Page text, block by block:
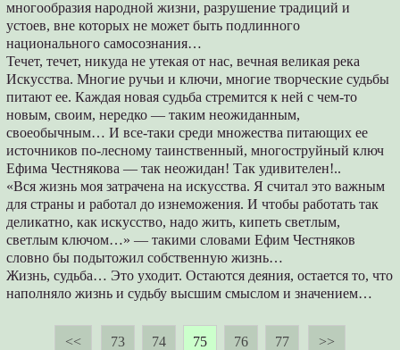
многообразия народной жизни, разрушение традиций и
устоев, вне которых не может быть подлинного
национального самосознания…
Течет, течет, никуда не утекая от нас, вечная великая река
Искусства. Многие ручьи и ключи, многие творческие судьбы
питают ее. Каждая новая судьба стремится к ней с чем-то
новым, своим, нередко — таким неожиданным,
своеобычным… И все-таки среди множества питающих ее
источников по-лесному таинственный, многоструйный ключ
Ефима Честнякова — так неожидан! Так удивителен!..
«Вся жизнь моя затрачена на искусства. Я считал это важным
для страны и работал до изнеможения. И чтобы работать так
деликатно, как искусство, надо жить, кипеть светлым,
светлым ключом…» — такими словами Ефим Честняков
словно бы подытожил собственную жизнь…
Жизнь, судьба… Это уходит. Остаются деяния, остается то, что
наполняло жизнь и судьбу высшим смыслом и значением…
<< 73 74 75 76 77 >>